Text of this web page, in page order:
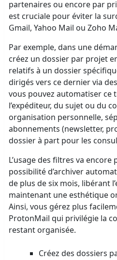
partenaires ou encore par
est cruciale pour éviter la
Gmail, Yahoo Mail ou Zoho
Par exemple, dans une
créez un dossier par projet
relatifs à un dossier
dirigés vers ce dernier via
vous pouvez automatiser ce
l’expéditeur, du sujet ou du
organisation personnelle,
abonnements (newsletter,
dossier à part pour les
L’usage des filtres va encore
possibilité d’archiver
de plus de six mois, libérant
maintenant une esthétique
Ainsi, vous gérez plus
ProtonMail qui privilégie la
restant organisée.
Créez des dossiers